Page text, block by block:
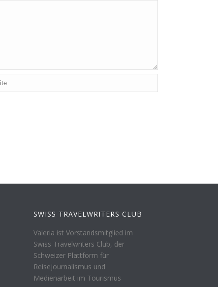
SWISS TRAVELWRITERS CLUB
Valeria ist Vorstandsmitglied im
Swiss Travelwriters Club, der
Schweizer Plattform für
Reisejournalismus und
Medienarbeit im Tourismus